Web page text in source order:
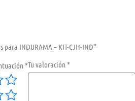
INDURAMA – KIT-CJH-IND”
*Tu valoración*